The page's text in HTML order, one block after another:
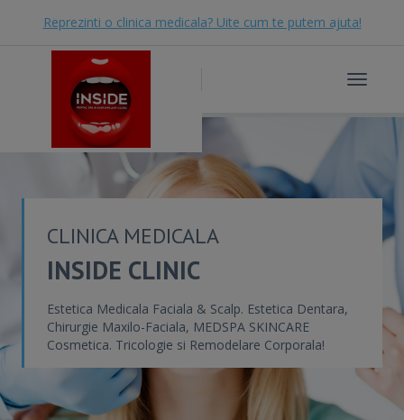
Reprezinti o clinica medicala? Uite cum te putem ajuta!
Toggle
CLINICA MEDICALA
INSIDE CLINIC
Estetica Medicala Faciala & Scalp. Estetica Dentara,
Chirurgie Maxilo-Faciala, MEDSPA SKINCARE
Cosmetica. Tricologie si Remodelare Corporala!